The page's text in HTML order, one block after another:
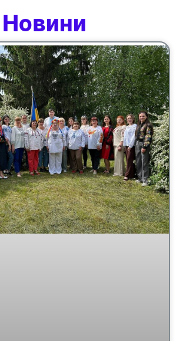
Новини